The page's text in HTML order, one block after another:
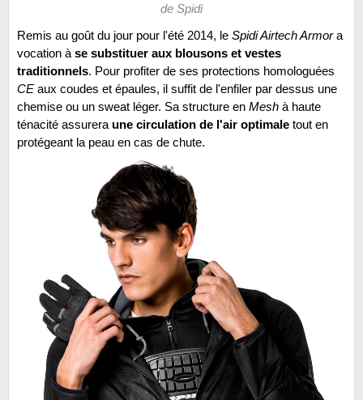
de Spidi
Remis au goût du jour pour l'été 2014, le Spidi Airtech Armora
vocation à se substituer aux blousons et vestes
traditionnels. Pour profiter de ses protections homologuées
CE aux coudes et épaules, il suffit de l'enfiler par dessus une
chemise ou un sweat léger. Sa structure en Mesh à haute
ténacité assurera une circulation de l'air optimale tout en
protégeant la peau en cas de chute.